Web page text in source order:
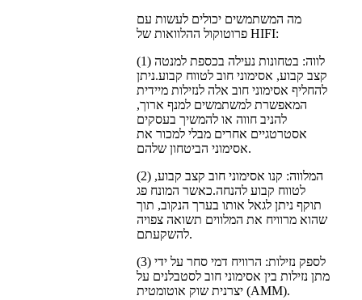
מה המשתמשים יכולים לעשות עם
פרוטוקול ההלוואות של HIFI:
(1) לווה: בטחונות נעילה בכספת למנטה
קצב קבוע, אסימוני חוב לטווח קבוע.ניתן
להחליף אסימוני חוב אלה לנזילות מיידית
המאפשרת למשתמשים למנף ארוך,
להניב חווה או להמשיך בעסקים
אסטרטגיים אחרים מבלי למכור את
אסימוני הביטחון שלהם.
(2) המלווה: קנו אסימוני חוב קצב קבוע,
לטווח קבוע להנחה.כאשר המונח פג
תוקף ניתן לגאל אותו בערך הנקוב, תוך
שהוא מרוויח את המלווים תשואה צפויה
להשקעתם.
(3) לספק נזילות: הרוויח דמי סחר על ידי
מתן נזילות בין אסימוני חוב לסטבלנים על
יצרנית שוק אוטומטית (AMM).